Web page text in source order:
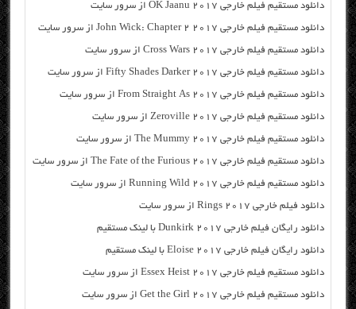
دانلود مستقیم فیلم خارجی OK Jaanu 2017 از سرور سایت
دانلود مستقیم فیلم خارجی John Wick: Chapter 2 2017 از سرور سایت
دانلود مستقیم فیلم خارجی Cross Wars 2017 از سرور سایت
دانلود مستقیم فیلم خارجی Fifty Shades Darker 2017 از سرور سایت
دانلود مستقیم فیلم خارجی From Straight As 2017 از سرور سایت
دانلود مستقیم فیلم خارجی Zeroville 2017 از سرور سایت
دانلود مستقیم فیلم خارجی The Mummy 2017 از سرور سایت
دانلود مستقیم فیلم خارجی The Fate of the Furious 2017 از سرور سایت
دانلود مستقیم فیلم خارجی Running Wild 2017 از سرور سایت
دانلود فیلم خارجی Rings 2017 از سرور سایت
دانلود رایگان فیلم خارجی Dunkirk 2017 با لینک مستقیم
دانلود رایگان فیلم خارجی Eloise 2017 با لینک مستقیم
دانلود مستقیم فیلم خارجی Essex Heist 2017 از سرور سایت
دانلود مستقیم فیلم خارجی Get the Girl 2017 از سرور سایت